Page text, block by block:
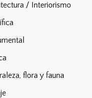
/ Interiorismo
flora y fauna